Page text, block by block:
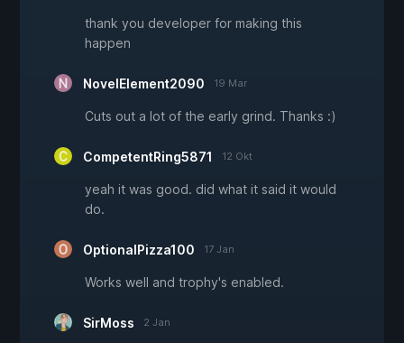
thank you developer for making this
happen
NovelElement2090 19 Mar
Cuts out a lot of the early grind. Thanks :)
CompetentRing5871 12 Okt
yeah it was good. did what it said it would
do.
OptionalPizza100 17 Jan
Works well and trophy's enabled.
SirMoss 2 Jan